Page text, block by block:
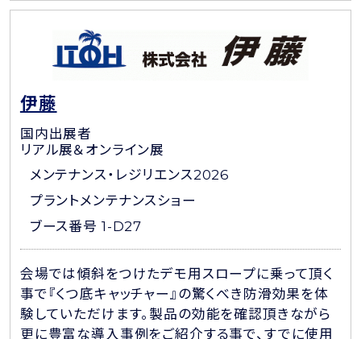
伊藤
国内出展者
リアル展＆オンライン展
メンテナンス・レジリエンス2026
プラントメンテナンスショー
ブース番号 1-D27
会場では傾斜をつけたデモ用スロープに乗って頂く
事で『くつ底キャッチャー』の驚くべき防滑効果を体
験していただけます。製品の効能を確認頂きながら
更に豊富な導入事例をご紹介する事で、すでに使用